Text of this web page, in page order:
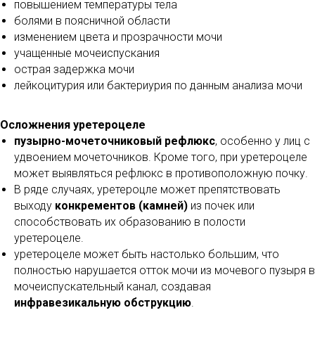
повышением температуры тела
болями в поясничной области
изменением цвета и прозрачности мочи
учащенные мочеиспускания
острая задержка мочи
лейкоцитурия или бактериурия по данным анализа мочи
Осложнения уретероцеле
пузырно-мочеточниковый рефлюкс, особенно у лиц с
удвоением мочеточников. Кроме того, при уретероцеле
может выявляться рефлюкс в противоположную почку.
В ряде случаях, уретероцле может препятствовать
выходу конкрементов (камней) из почек или
способствовать их образованию в полости
уретероцеле.
уретероцеле может быть настолько большим, что
полностью нарушается отток мочи из мочевого пузыря в
мочеиспускательный канал, создавая
инфравезикальную обструкцию.